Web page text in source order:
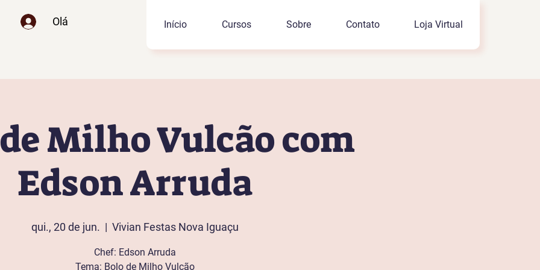
Olá Início Cursos Sobre Contato Loja Virtual
Milho Vulcão com
Edson Arruda
qui., 20 de jun.
  |
Vivian Festas Nova Iguaçu
Chef: Edson Arruda
Tema: Bolo de Milho Vulcão